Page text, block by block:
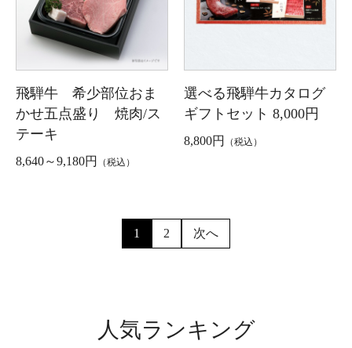
飛騨牛 希少部位おま
かせ五点盛り 焼肉/ス
テーキ
8,640～9,180円 （税込）
選べる飛騨牛カタログ
ギフトセット 8,000円
8,800円 （税込）
1 2 次へ
人気ランキング